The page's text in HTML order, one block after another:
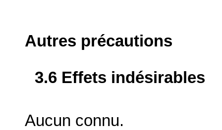
Autres précautions
3.6 Effets indésirables
Aucun connu.